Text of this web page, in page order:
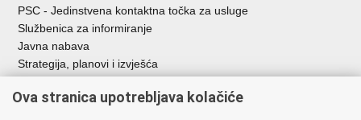
PSC - Jedinstvena kontaktna točka za usluge
Službenica za informiranje
Javna nabava
Strategija, planovi i izvješća
Ova stranica upotrebljava kolačiće